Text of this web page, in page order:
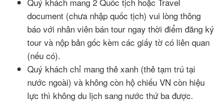
document (chưa nhập quốc tịch) vui lòng thông
báo với nhân viên bán tour ngay thời điểm đăng ký
tour và nộp bản gốc kèm các giấy tờ có liên quan
(nếu có).
Quý khách chỉ mang thẻ xanh (thẻ tạm trú tại
nước ngoài) và không còn hộ chiếu VN còn hiệu
lực thì không du lịch sang nước thứ ba được.